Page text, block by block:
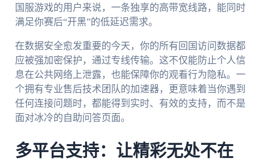
国服游戏的用户来说，一条独享的高带宽线路，能同时
满足你赛后“开黑”的低延迟需求。
在数据安全愈发重要的今天，你的所有回国访问数据都
应被强加密保护，通过专线传输。这不仅能防止个人信
息在公共网络上泄露，也能保障你的观看行为隐私。一
个拥有专业售后技术团队的加速器，更意味着当你遇到
任何连接问题时，都能得到实时、有效的支持，而不是
面对冰冷的自助问答页面。
多平台支持：让精彩无处不在